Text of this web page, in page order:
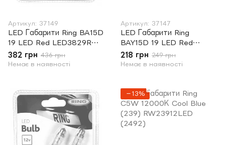
Артикул: 37149
LED Габарити Ring BA15D
19 LED Red LED3829R
(8299)
382 грн 436 грн
Немає в наявності
Артикул: 37147
LED Габарити Ring
BAY15D 19 LED Red
LED3809R (8091)
218 грн 249 грн
Немає в наявності
−13%